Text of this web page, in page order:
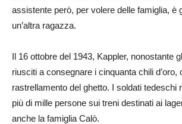
assistente però, per volere delle famiglia, è
un’altra ragazza.
Il 16 ottobre del 1943, Kappler, nonostante
riusciti a consegnare i cinquanta chili d’oro,
rastrellamento del ghetto. I soldati tedeschi
più di mille persone sui treni destinati ai
anche la famiglia Calò.